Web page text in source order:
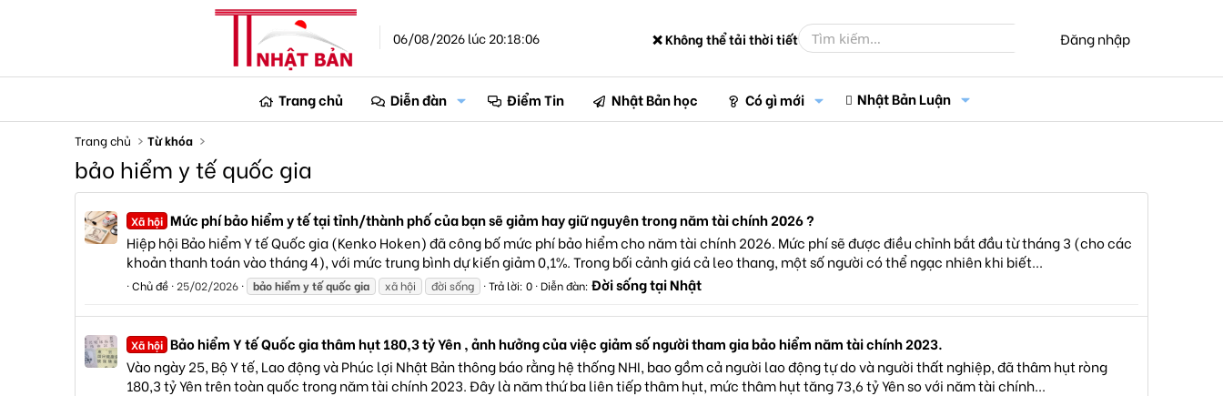
06/08/2026 lúc 20:18:06 ❌ Không thể tải thời tiết Đăng nhập
Trang chủ Diễn đàn Điểm Tin Nhật Bản học Có gì mới Nhật Bản Luận
Trang chủ Từ khóa
bảo hiểm y tế quốc gia
Xã hội Mức phí bảo hiểm y tế tại tỉnh/thành phố của bạn sẽ giảm hay giữ nguyên trong năm tài chính 2026 ?
Hiệp hội Bảo hiểm Y tế Quốc gia (Kenko Hoken) đã công bố mức phí bảo hiểm cho năm tài chính 2026. Mức phí sẽ được điều chỉnh bắt đầu từ tháng 3 (cho các
khoản thanh toán vào tháng 4), với mức trung bình dự kiến giảm 0,1%. Trong bối cảnh giá cả leo thang, một số người có thể ngạc nhiên khi biết...
Chủ đề 25/02/2026 bảohiểmytếquốcgia xã hội đời sống Trả lời: 0 Diễn đàn: Đời sống tại Nhật
Xã hội Bảo hiểm Y tế Quốc gia thâm hụt 180,3 tỷ Yên , ảnh hưởng của việc giảm số người tham gia bảo hiểm năm tài chính 2023.
Vào ngày 25, Bộ Y tế, Lao động và Phúc lợi Nhật Bản thông báo rằng hệ thống NHI, bao gồm cả người lao động tự do và người thất nghiệp, đã thâm hụt ròng
180,3 tỷ Yên trên toàn quốc trong năm tài chính 2023. Đây là năm thứ ba liên tiếp thâm hụt, mức thâm hụt tăng 73,6 tỷ Yên so với năm tài chính...